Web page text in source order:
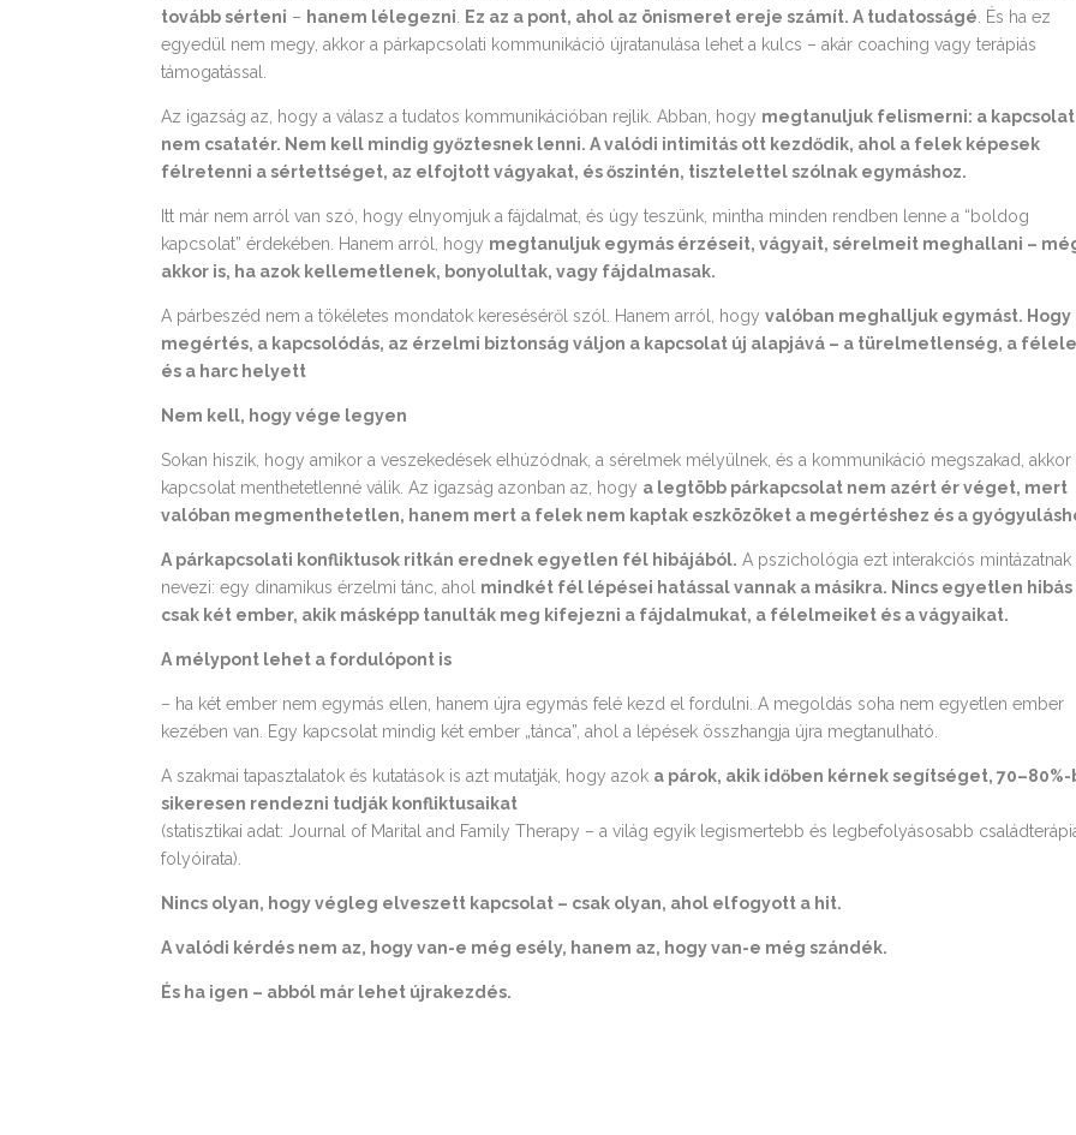
tovább sérteni – hanem lélegezni Ez az a pont, ahol az önismeret ereje számít. A tudatosságé . És ha ez
egyedül nem megy, akkor a párkapcsolati kommunikáció újratanulása lehet a kulcs – akár coaching vagy terápiás
támogatással.
Az igazság az, hogy a válasz a tudatos kommunikációban rejlik. Abban, hogy megtanuljuk felismerni: a kapcsolat
nem csatatér. Nem kell mindig győztesnek lenni. A valódi intimitás ott kezdődik, ahol a felek képesek
félretenni a sértettséget, az elfojtott vágyakat, és őszintén, tisztelettel szólnak egymáshoz.
Itt már nem arról van szó, hogy elnyomjuk a fájdalmat, és úgy teszünk, mintha minden rendben lenne a “boldog
kapcsolat” érdekében. Hanem arról, hogy megtanuljuk egymás érzéseit, vágyait, sérelmeit meghallani –
akkor is, ha azok kellemetlenek, bonyolultak, vagy fájdalmasak.
A párbeszéd nem a tökéletes mondatok kereséséről szól. Hanem arról, hogyvalóban meghalljuk egymást. Hogy
megértés, a kapcsolódás, az érzelmi biztonság váljon a kapcsolat új alapjává – a türelmetlenség, a
és a harc helyett
Nem kell, hogy vége legyen
Sokan hiszik, hogy amikor a veszekedések elhúzódnak, a sérelmek mélyülnek, és a kommunikáció megszakad, akkor
kapcsolat menthetetlenné válik. Az igazság azonban az, hogy a legtöbb párkapcsolat nem azért ér véget, mert
valóban megmenthetetlen, hanem mert a felek nem kaptak eszközöket a megértéshez és a
A párkapcsolati konfliktusok ritkán erednek egyetlen fél hibájából. A pszichológia ezt interakciós mintázatnak
nevezi: egy dinamikus érzelmi tánc, ahol mindkét fél lépései hatással vannak a másikra. Nincs egyetlen hibás
csak két ember, akik másképp tanulták meg kifejezni a fájdalmukat, a félelmeiket és a vágyaikat.
A mélypont lehet a fordulópont is
– ha két ember nem egymás ellen, hanem újra egymás felé kezd el fordulni. A megoldás soha nem egyetlen ember
kezében van. Egy kapcsolat mindig két ember „tánca”, ahol a lépések összhangja újra megtanulható.
A szakmai tapasztalatok és kutatások is azt mutatják, hogy azok a párok, akik időben kérnek segítséget, 70–80%-
sikeresen rendezni tudják konfliktusaikat
(statisztikai adat: Journal of Marital and Family Therapy – a világ egyik legismertebb és legbefolyásosabb
folyóirata).
Nincs olyan, hogy végleg elveszett kapcsolat – csak olyan, ahol elfogyott a hit.
A valódi kérdés nem az, hogy van-e még esély, hanem az, hogy van-e még szándék.
És ha igen – abból már lehet újrakezdés.